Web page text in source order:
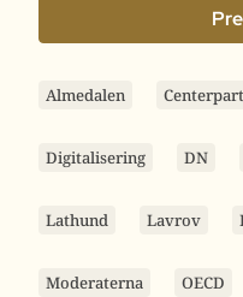
Almedalen
Digitalisering DN
Lathund Lavrov
Moderaterna OECD